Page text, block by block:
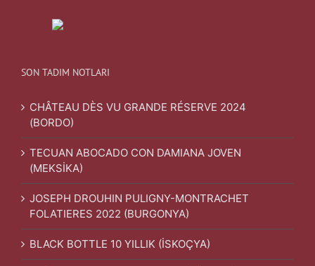
SON TADIM NOTLARI
CHÂTEAU DÈS VU GRANDE RÉSERVE 2024
(BORDO)
TECUAN ABOCADO CON DAMIANA JOVEN
(MEKSİKA)
JOSEPH DROUHIN PULIGNY-MONTRACHET
FOLATIERES 2022 (BURGONYA)
BLACK BOTTLE 10 YILLIK (İSKOÇYA)